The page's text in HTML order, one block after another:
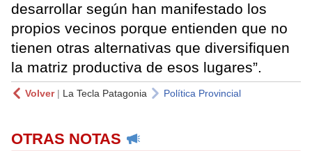
desarrollar según han manifestado los
propios vecinos porque entienden que no
tienen otras alternativas que diversifiquen
la matriz productiva de esos lugares”.
Volver| La Tecla Patagonia Política Provincial
OTRAS NOTAS